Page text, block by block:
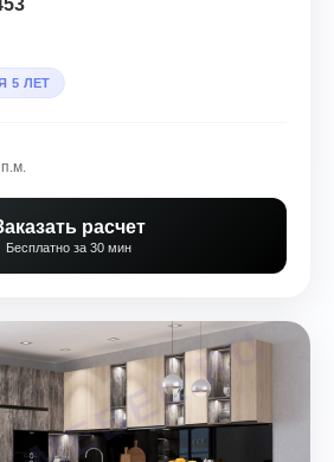
5 ЛЕТ
расчет
Бесплатно за 30 мин